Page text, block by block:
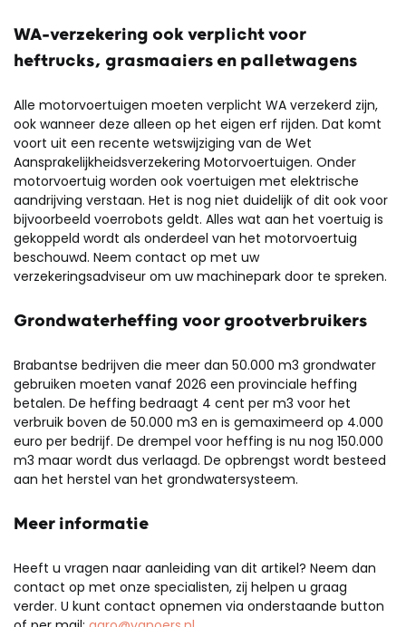
WA-verzekering ook verplicht voor
heftrucks, grasmaaiers en palletwagens
Alle motorvoertuigen moeten verplicht WA verzekerd zijn,
ook wanneer deze alleen op het eigen erf rijden. Dat komt
voort uit een recente wetswijziging van de Wet
Aansprakelijkheidsverzekering Motorvoertuigen. Onder
motorvoertuig worden ook voertuigen met elektrische
aandrijving verstaan. Het is nog niet duidelijk of dit ook voor
bijvoorbeeld voerrobots geldt. Alles wat aan het voertuig is
gekoppeld wordt als onderdeel van het motorvoertuig
beschouwd. Neem contact op met uw
verzekeringsadviseur om uw machinepark door te spreken.
Grondwaterheffing voor grootverbruikers
Brabantse bedrijven die meer dan 50.000 m3 grondwater
gebruiken moeten vanaf 2026 een provinciale heffing
betalen. De heffing bedraagt 4 cent per m3 voor het
verbruik boven de 50.000 m3 en is gemaximeerd op 4.000
euro per bedrijf. De drempel voor heffing is nu nog 150.000
m3 maar wordt dus verlaagd. De opbrengst wordt besteed
aan het herstel van het grondwatersysteem.
Meer informatie
Heeft u vragen naar aanleiding van dit artikel? Neem dan
contact op met onze specialisten, zij helpen u graag
verder. U kunt contact opnemen via onderstaande button